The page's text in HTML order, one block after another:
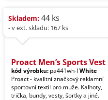
Skladem: 44 ks
- v ext. skladu: 167 ks
Proact Men’s Sports Vest
kód výrobku: pa441wh-l White
Proact - kvalitní značkový reklamní
sportovní textil pro muže. Kalhoty,
trička, bundy, vesty, šortky a jiné.